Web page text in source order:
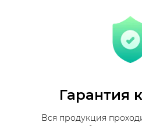
Гарантия
Вся продукция